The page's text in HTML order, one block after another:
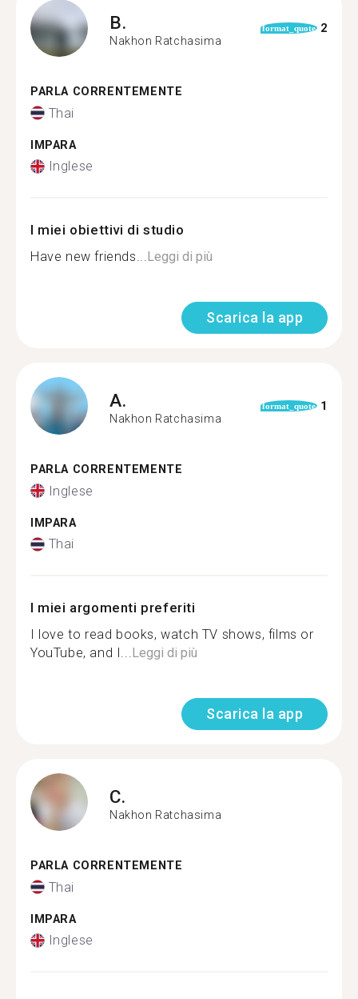
B.
Nakhon Ratchasima
format_quote 2
PARLA CORRENTEMENTE
Thai
IMPARA
Inglese
I miei obiettivi di studio
Have new friends...Leggi di più
Scarica la app
A.
Nakhon Ratchasima
format_quote 1
PARLA CORRENTEMENTE
Inglese
IMPARA
Thai
I miei argomenti preferiti
I love to read books, watch TV shows, films or
YouTube, and I...Leggi di più
Scarica la app
C.
Nakhon Ratchasima
PARLA CORRENTEMENTE
Thai
IMPARA
Inglese